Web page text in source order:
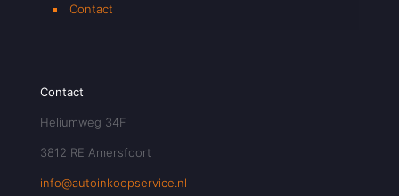
Contact
Contact
Heliumweg 34F
3812 RE Amersfoort
info@autoinkoopservice.nl